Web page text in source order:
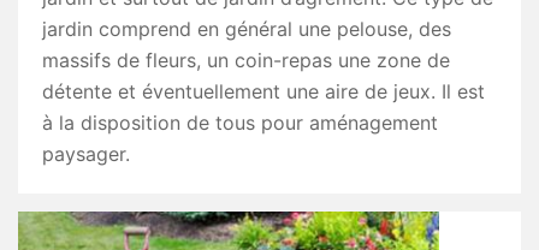
jardin comprend en général une pelouse, des
massifs de fleurs, un coin-repas une zone de
détente et éventuellement une aire de jeux. Il est
à la disposition de tous pour aménagement
paysager.